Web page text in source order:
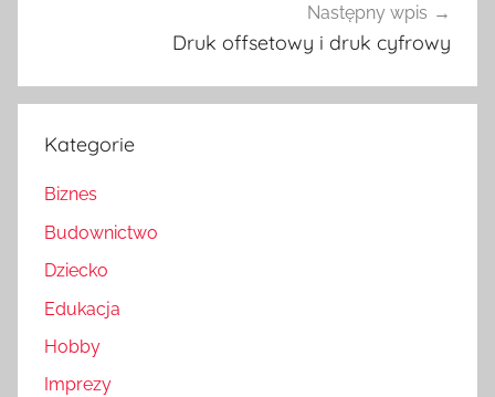
Następny wpis
Druk offsetowy i druk cyfrowy
Kategorie
Biznes
Budownictwo
Dziecko
Edukacja
Hobby
Imprezy